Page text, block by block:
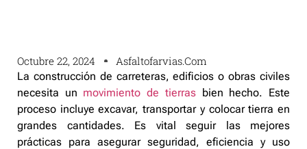
Octubre 22, 2024 Asfaltofarvias.com
La construcción de carreteras, edificios o obras civiles
necesita un movimiento de tierrasbien hecho. Este
proceso incluye excavar, transportar y colocar tierra en
grandes cantidades. Es vital seguir las mejores
prácticas para asegurar seguridad, eficiencia y uso